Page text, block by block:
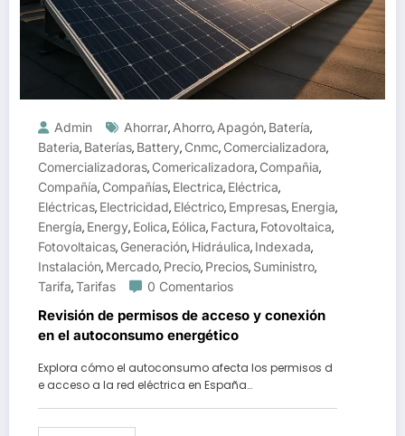
Admin Ahorrar, Ahorro, Apagón, Batería,
Bateria, Baterías, Battery, Cnmc, Comercializadora,
Comercializadoras, Comericalizadora, Compañia,
Compañía, Compañías, Electrica, Eléctrica,
Eléctricas, Electricidad, Eléctrico, Empresas, Energia,
Energía, Energy, Eolica, Eólica, Factura, Fotovoltaica,
Fotovoltaicas, Generación, Hidráulica, Indexada,
Instalación, Mercado, Precio, Precios, Suministro,
Tarifa,Tarifas 0 Comentarios
Revisión de permisos de acceso y conexión
en el autoconsumo energético
Explora cómo el autoconsumo afecta los permisos d
e acceso a la red eléctrica en España…